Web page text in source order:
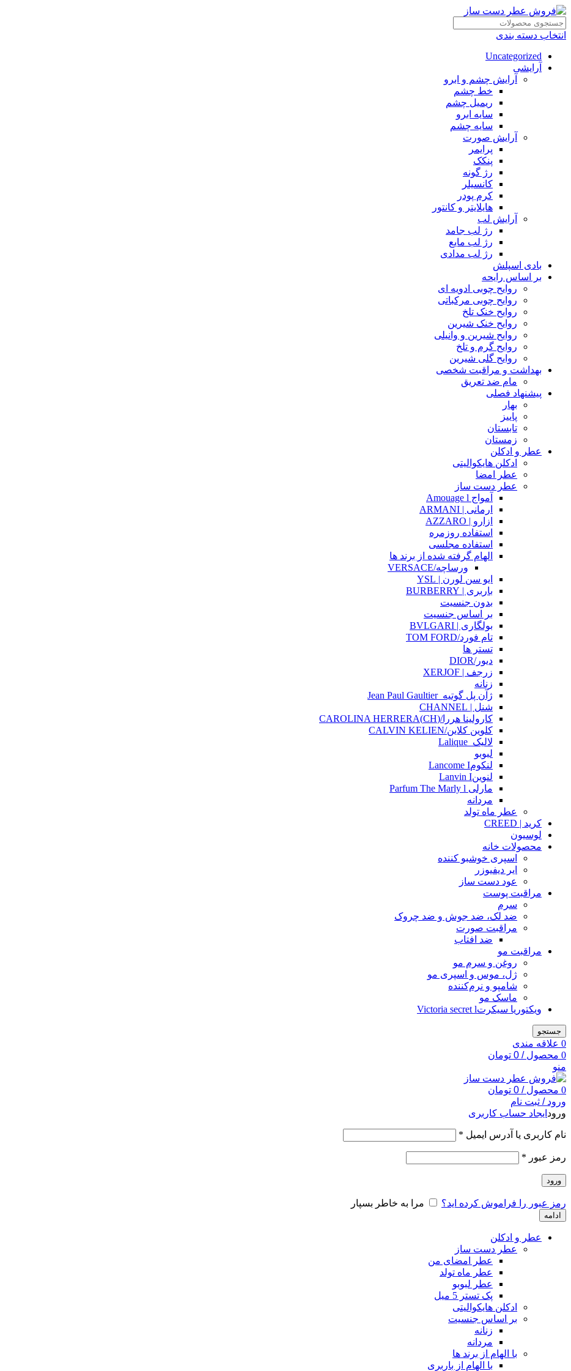
انتخاب دسته بندی
Uncategorized
آرایشی
آرایش چشم و ابرو
خط چشم
ریمیل چشم
سایه ابرو
سایه چشم
آرایش صورت
پرایمر
پنکک
رژ گونه
کانسیلر
کرم پودر
هایلایتر و کانتور
آرایش لب
رژ لب جامد
رژ لب مایع
رژ لب مدادی
بادی اسپلش
بر اساس رایحه
روایح چوبی ادویه ای
روایح چوبی مرکباتی
روایح خنک تلخ
روایح خنک شیرین
روایح شیرین و وانیلی
روایح گرم و تلخ
روایح گلی شیرین
بهداشت و مراقبت شخصی
مام ضد تعریق
پیشنهاد فصلی
بهار
پاییز
تابستان
زمستان
عطر و ادکلن
ادکلن هایکوالیتی
عطر امضا
عطر دست ساز
آمواج Amouage l
ارمانی | ARMANI
ازارو | AZZARO
استفاده روزمره
استفاده مجلسی
الهام گرفته شده از برند ها
ورساچه/VERSACE
ایو سن لورن | YSL
باربری | BURBERRY
بدون جنسیت
بر اساس جنسیت
بولگاری | BVLGARI
تام فورد/TOM FORD
تستر ها
دیور/DIOR
زرجف | XERJOF
زنانه
ژآن پل گوتیه_Jean Paul Gaultier
شنل | CHANNEL
کارولینا هررا/(CH)CAROLINA HERRERA
کلوین کلاین/CALVIN KELIEN
لالیک_Lalique
لبوبو
لنکومLancome I
لنوینLanvin I
مارلی Parfum The Marly l
مردانه
عطر ماه تولد
کرید | CREED
لوسیون
محصولات خانه
اسپری خوشبو کننده
ایر دیفیوزر
عود دست ساز
مراقبت پوست
سرم
ضد لک، ضد جوش و ضد چروک
مراقبت صورت
ضد افتاب
مراقبت مو
روغن و سرم مو
ژل، موس و اسپری مو
شامپو و نرم‌کننده
ماسک مو
ویکتوریا سیکرتVictoria secret l
جستجو
0 علاقه مندی
0 محصول /
0 تومان
منو
0 محصول /
0 تومان
ورود / ثبت نام
ورود ایجاد حساب کاربری
نام کاربری یا آدرس ایمیل *
رمز عبور *
ورود
رمز عبور را فراموش کرده اید؟ مرا به خاطر بسپار
ادامه
عطر و ادکلن
عطر دست ساز
عطر امضای من
عطر ماه تولد
عطر لبوبو
پک تستر 5 میل
ادکلن هایکوالیتی
بر اساس جنسیت
زنانه
مردانه
با الهام از برند ها
با الهام از باربری